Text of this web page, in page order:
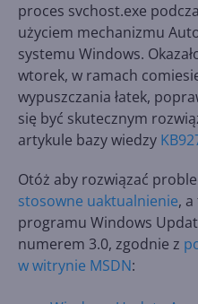
proces svchost.exe
użyciem mechanizmu
systemu Windows.
wtorek, w ramach
wypuszczania łatek,
się być skutecznym
artykule bazy wiedzy
Otóż aby rozwiązać
stosowne uaktualnienie,
programu Windows
numerem 3.0, zgodnie z
w witrynie MSDN: